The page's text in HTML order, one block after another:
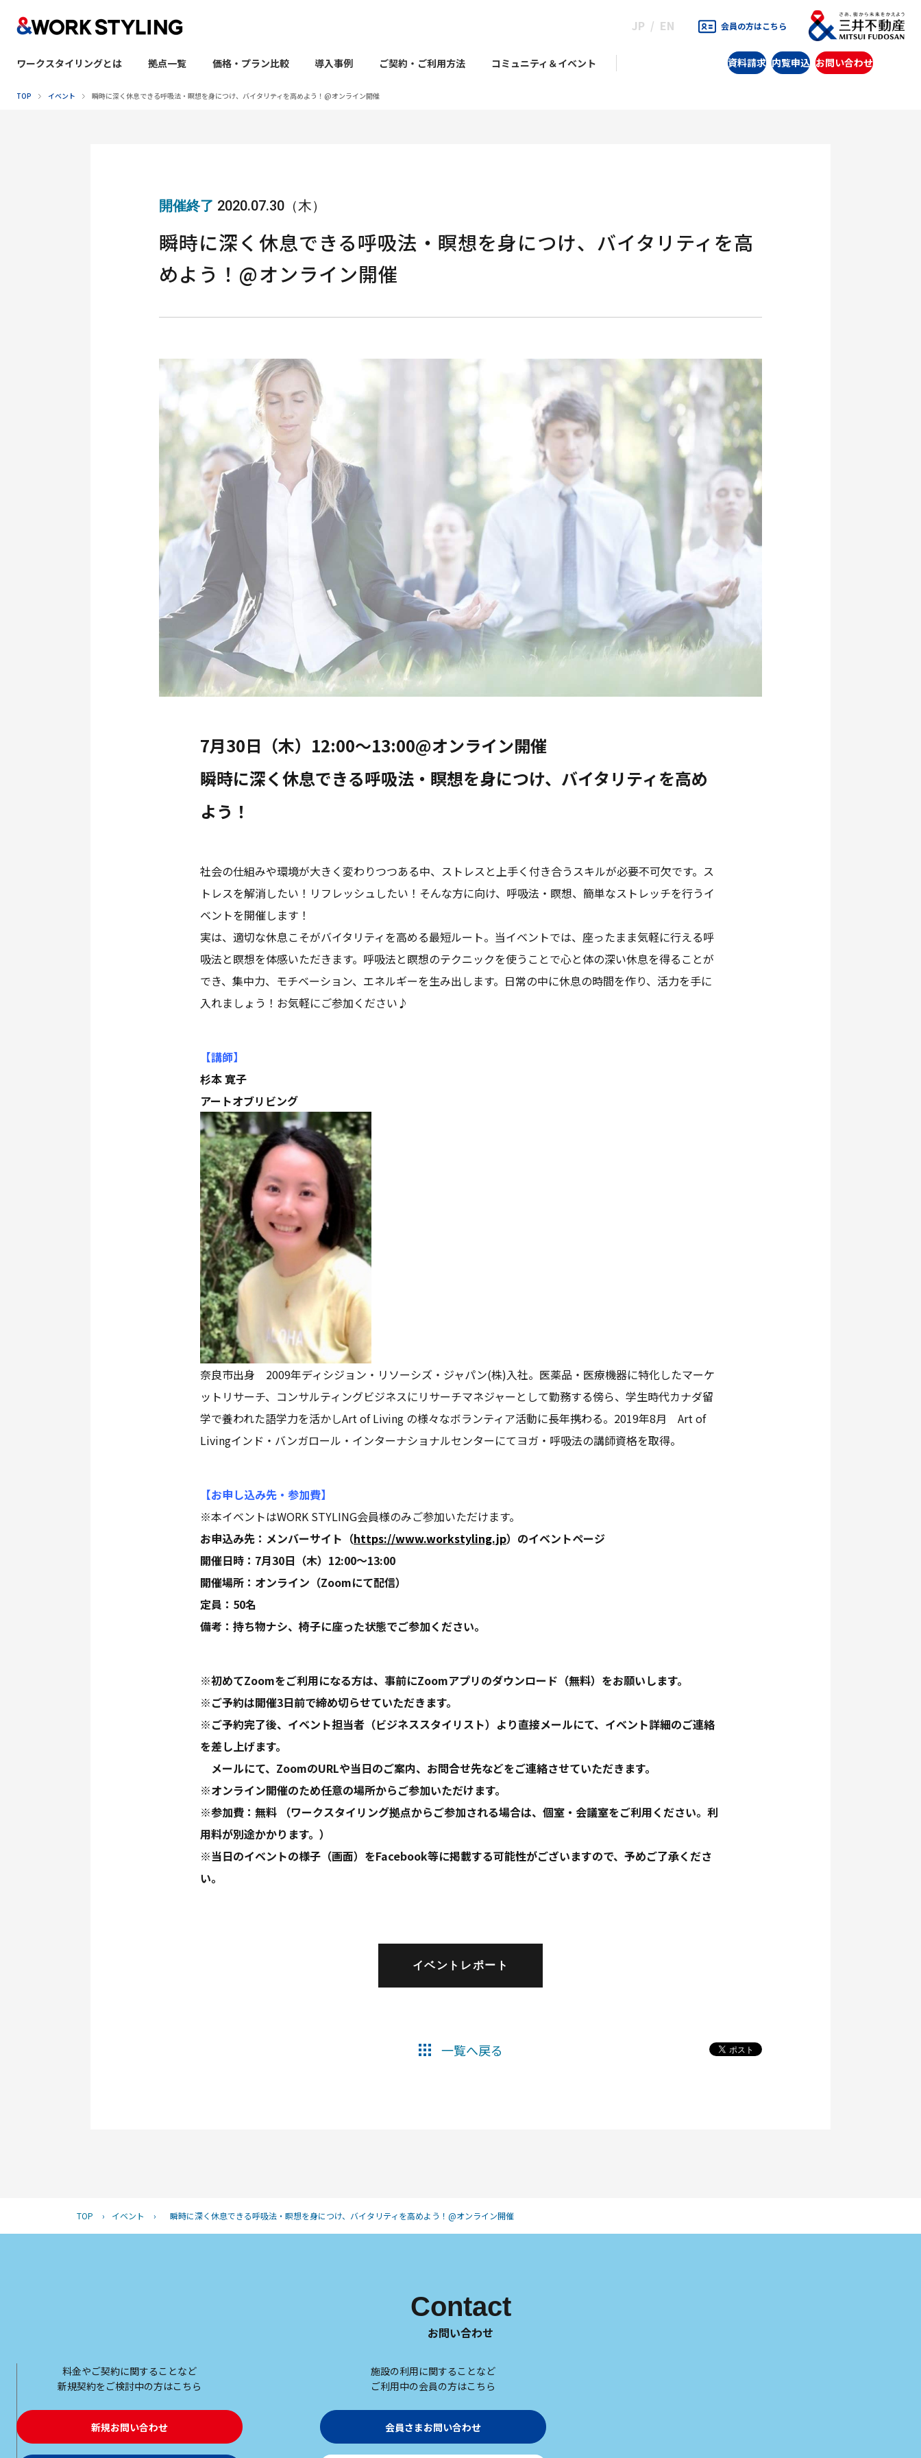
JP EN 会員の方はこちら
ワークスタイリングとは 拠点一覧 価格・プラン比較 導入事例 ご契約・ご利用方法 コミュニティ＆イベント 資料請求 内覧申込 お問い合わせ
TOP イベント 瞬時に深く休息できる呼吸法・瞑想を身につけ、バイタリティを高めよう！@オンライン開催
開催終了 2020.07.30（木）
瞬時に深く休息できる呼吸法・瞑想を身につけ、バイタリティを高
めよう！@オンライン開催
7月30日（木）12:00〜13:00@オンライン開催
瞬時に深く休息できる呼吸法・瞑想を身につけ、バイタリティを高め
よう！
社会の仕組みや環境が大きく変わりつつある中、ストレスと上手く付き合うスキルが必要不可欠です。ス
トレスを解消したい！リフレッシュしたい！そんな方に向け、呼吸法・瞑想、簡単なストレッチを行うイ
ベントを開催します！
実は、適切な休息こそがバイタリティを高める最短ルート。当イベントでは、座ったまま気軽に行える呼
吸法と瞑想を体感いただきます。呼吸法と瞑想のテクニックを使うことで心と体の深い休息を得ることが
でき、集中力、モチベーション、エネルギーを生み出します。日常の中に休息の時間を作り、活力を手に
入れましょう！お気軽にご参加ください♪
【講師】
杉本 寛子
アートオブリビング
奈良市出身 2009年ディシジョン・リソーシズ・ジャパン(株)入社。医薬品・医療機器に特化したマーケ
ットリサーチ、コンサルティングビジネスにリサーチマネジャーとして勤務する傍ら、学生時代カナダ留
学で養われた語学力を活かしArt of Living の様々なボランティア活動に長年携わる。2019年8月 Art of
Livingインド・バンガロール・インターナショナルセンターにてヨガ・呼吸法の講師資格を取得。
【お申し込み先・参加費】
※本イベントはWORK STYLING会員様のみご参加いただけます。
お申込み先：メンバーサイト（https://www.workstyling.jp）のイベントページ
開催日時：7月30日（木）12:00〜13:00
開催場所：オンライン（Zoomにて配信）
定員：50名
備考：持ち物ナシ、椅子に座った状態でご参加ください。
※初めてZoomをご利用になる方は、事前にZoomアプリのダウンロード（無料）をお願いします。
※ご予約は開催3日前で締め切らせていただきます。
※ご予約完了後、イベント担当者（ビジネススタイリスト）より直接メールにて、イベント詳細のご連絡
を差し上げます。
メールにて、ZoomのURLや当日のご案内、お問合せ先などをご連絡させていただきます。
※オンライン開催のため任意の場所からご参加いただけます。
※参加費：無料 （ワークスタイリング拠点からご参加される場合は、個室・会議室をご利用ください。利
用料が別途かかります。）
※当日のイベントの様子（画面）をFacebook等に掲載する可能性がございますので、予めご了承くださ
い。
イベントレポート
一覧へ戻る
TOP › イベント › 瞬時に深く休息できる呼吸法・瞑想を身につけ、バイタリティを高めよう！@オンライン開催
Contact
お問い合わせ
料金やご契約に関することなど
新規契約をご検討中の方はこちら
新規お問い合わせ
施設の利用に関することなど
ご利用中の会員の方はこちら
会員さまお問い合わせ